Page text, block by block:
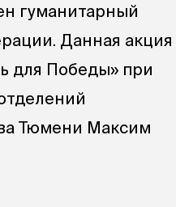
гуманитарный
Данная акция
для Победы» при
Тюмени Максим